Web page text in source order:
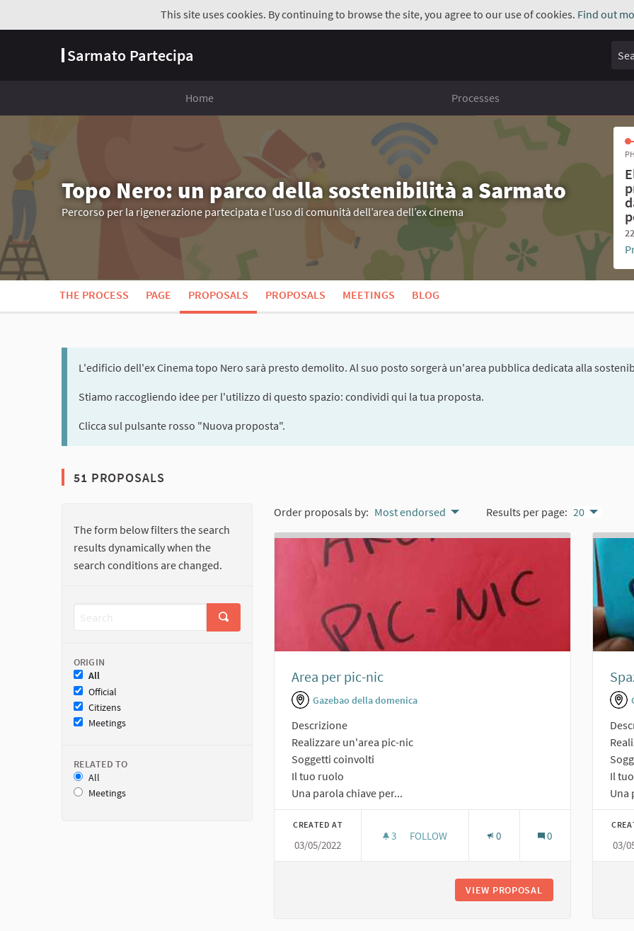
This site uses cookies. By continuing to browse the site, you agree to our use of cookies. Find out
Sarmato Partecipa Search
Home Processes
Topo Nero: un parco della sostenibilità a Sarmato
Percorso per la rigenerazione partecipata e l’uso di comunità dell’area dell’ex cinema
THE PROCESS PAGE PROPOSALS PROPOSALS MEETINGS BLOG
L'edificio dell'ex Cinema topo Nero sarà presto demolito. Al suo posto sorgerà un'area pubblica dedicata alla
Stiamo raccogliendo idee per l'utilizzo di questo spazio: condividi qui la tua proposta.
Clicca sul pulsante rosso "Nuova proposta".
51 PROPOSALS
The form below filters the search
results dynamically when the
search conditions are changed.
ORIGIN
All
Official
Citizens
Meetings
RELATED TO
All
Meetings
Order proposals by: Most endorsed Results per page: 20
Area per pic-nic
Gazebao della domenica
Descrizione
Realizzare un'area pic-nic
Soggetti coinvolti
Il tuo ruolo
Una parola chiave per...
CREATED AT
03/05/2022
3 3 FOLLOWERS
FOLLOW 0 0
VIEW PROPOSAL
Il
Una
03/